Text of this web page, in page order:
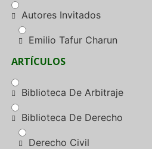
Autores Invitados
Emilio Tafur Charun
ARTÍCULOS
Biblioteca De Arbitraje
Biblioteca De Derecho
Derecho Civil